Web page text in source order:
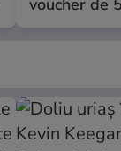
voucher de